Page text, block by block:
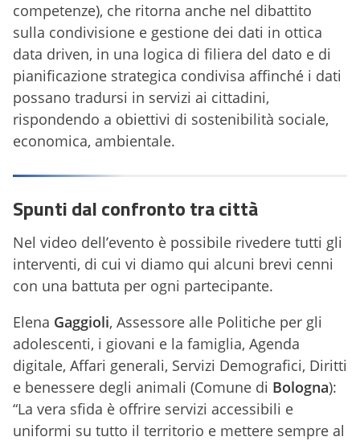
competenze), che ritorna anche nel dibattito
sulla condivisione e gestione dei dati in ottica
data driven, in una logica di filiera del dato e di
pianificazione strategica condivisa affinché i dati
possano tradursi in servizi ai cittadini,
rispondendo a obiettivi di sostenibilità sociale,
economica, ambientale.
Spunti dal confronto tra città
Nel video dell’evento è possibile rivedere tutti gli
interventi, di cui vi diamo qui alcuni brevi cenni
con una battuta per ogni partecipante.
Elena Gaggioli, Assessore alle Politiche per gli
adolescenti, i giovani e la famiglia, Agenda
digitale, Affari generali, Servizi Demografici, Diritti
e benessere degli animali (Comune di Bologna):
“La vera sfida è offrire servizi accessibili e
uniformi su tutto il territorio e mettere sempre al